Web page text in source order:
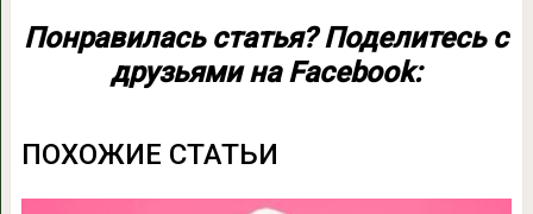
Понравилась статья? Поделитесь с
друзьями на Facebook:
ПОХОЖИЕ СТАТЬИ